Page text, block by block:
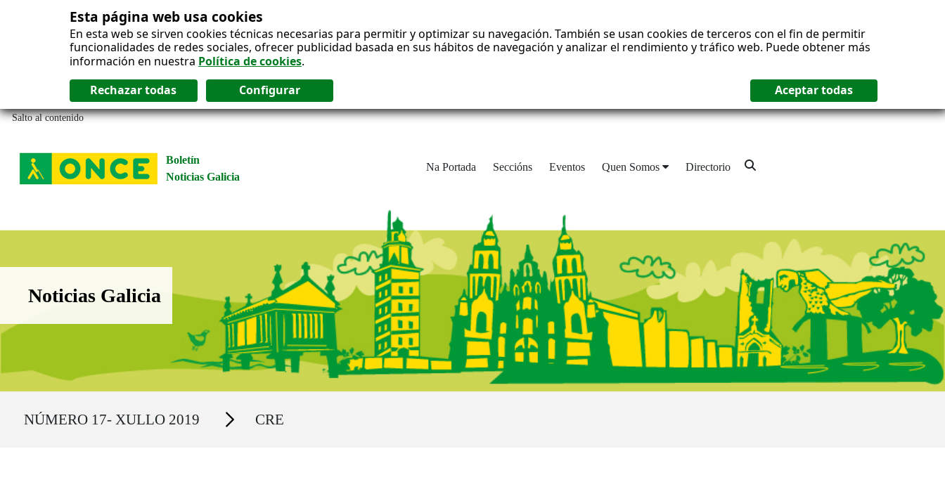
Esta página web usa cookies
En esta web se sirven cookies técnicas necesarias para permitir y optimizar su navegación. También se usan cookies de terceros con el fin de permitir
funcionalidades de redes sociales, ofrecer publicidad basada en sus hábitos de navegación y analizar el rendimiento y tráfico web. Puede obtener más
información en nuestra Política de cookies.
Salto al contenido
Boletín
Noticias Galicia
Na Portada Seccións Eventos Quen Somos Directorio
Boletín Noticias Galicia
Noticias Galicia
NÚMERO 17- XULLO 2019 Secciones CRE